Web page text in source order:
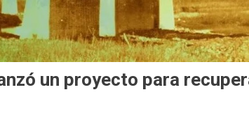
un proyecto para